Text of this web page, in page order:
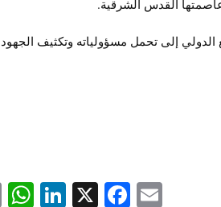
الدولي إلى تحمل مسؤولياته وتكثيف
Email
Facebook
X